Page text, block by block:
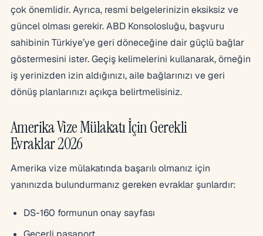
çok önemlidir. Ayrıca, resmi belgelerinizin eksiksiz ve
güncel olması gerekir. ABD Konsolosluğu, başvuru
sahibinin Türkiye’ye geri döneceğine dair güçlü bağlar
göstermesini ister. Geçiş kelimelerini kullanarak, örneğin
iş yerinizden izin aldığınızı, aile bağlarınızı ve geri
dönüş planlarınızı açıkça belirtmelisiniz.
Amerika Vize Mülakatı İçin Gerekli
Evraklar 2026
Amerika vize mülakatında başarılı olmanız için
yanınızda bulundurmanız gereken evraklar şunlardır:
DS-160 formunun onay sayfası